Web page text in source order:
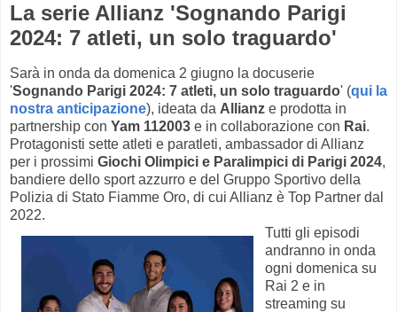
La serie Allianz 'Sognando Parigi
2024: 7 atleti, un solo traguardo'
Sarà in onda da domenica 2 giugno la docuserie
'Sognando Parigi 2024: 7 atleti, un solo traguardo' (qui la
nostra anticipazione), ideata da Allianz e prodotta in
partnership con Yam 112003 e in collaborazione con Rai.
Protagonisti sette atleti e paratleti, ambassador di Allianz
per i prossimi Giochi Olimpici e Paralimpici di Parigi 2024,
bandiere dello sport azzurro e del Gruppo Sportivo della
Polizia di Stato Fiamme Oro, di cui Allianz è Top Partner dal
2022.
Tutti gli episodi
andranno in onda
ogni domenica su
Rai 2 e in
streaming su